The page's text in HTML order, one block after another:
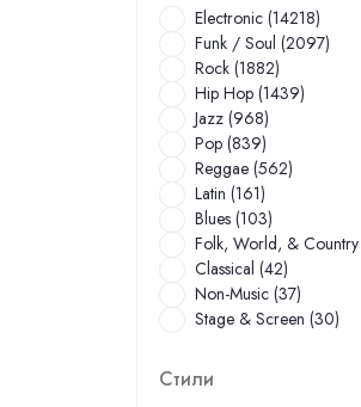
Electronic (14218)
Funk / Soul (2097)
Rock (1882)
Hip Hop (1439)
Jazz (968)
Pop (839)
Reggae (562)
Latin (161)
Blues (103)
Folk, World, &
Classical (42)
Non-Music (37)
Stage & Screen (30)
Стили